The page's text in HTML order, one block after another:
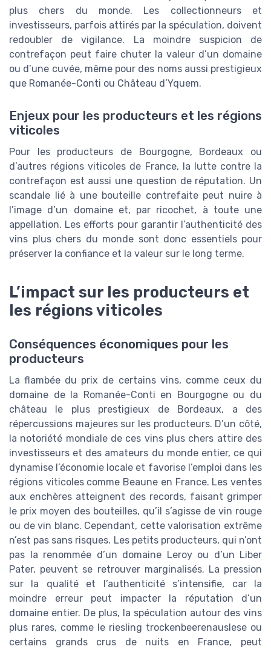
plus chers du monde. Les collectionneurs et
investisseurs, parfois attirés par la spéculation, doivent
redoubler de vigilance. La moindre suspicion de
contrefaçon peut faire chuter la valeur d’un domaine
ou d’une cuvée, même pour des noms aussi prestigieux
que Romanée-Conti ou Château d’Yquem.
Enjeux pour les producteurs et les régions
viticoles
Pour les producteurs de Bourgogne, Bordeaux ou
d’autres régions viticoles de France, la lutte contre la
contrefaçon est aussi une question de réputation. Un
scandale lié à une bouteille contrefaite peut nuire à
l’image d’un domaine et, par ricochet, à toute une
appellation. Les efforts pour garantir l’authenticité des
vins plus chers du monde sont donc essentiels pour
préserver la confiance et la valeur sur le long terme.
L’impact sur les producteurs et
les régions viticoles
Conséquences économiques pour les
producteurs
La flambée du prix de certains vins, comme ceux du
domaine de la Romanée-Conti en Bourgogne ou du
château le plus prestigieux de Bordeaux, a des
répercussions majeures sur les producteurs. D’un côté,
la notoriété mondiale de ces vins plus chers attire des
investisseurs et des amateurs du monde entier, ce qui
dynamise l’économie locale et favorise l’emploi dans les
régions viticoles comme Beaune en France. Les ventes
aux enchères atteignent des records, faisant grimper
le prix moyen des bouteilles, qu’il s’agisse de vin rouge
ou de vin blanc. Cependant, cette valorisation extrême
n’est pas sans risques. Les petits producteurs, qui n’ont
pas la renommée d’un domaine Leroy ou d’un Liber
Pater, peuvent se retrouver marginalisés. La pression
sur la qualité et l’authenticité s’intensifie, car la
moindre erreur peut impacter la réputation d’un
domaine entier. De plus, la spéculation autour des vins
plus rares, comme le riesling trockenbeerenauslese ou
certains grands crus de nuits en France, peut